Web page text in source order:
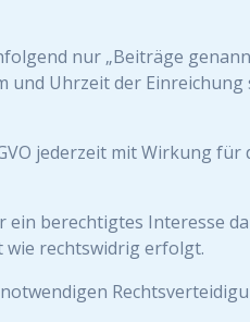
nur „Beiträge
Uhrzeit der Einreichung
jederzeit mit Wirkung
ein berechtigtes Interesse
rechtswidrig erfolgt.